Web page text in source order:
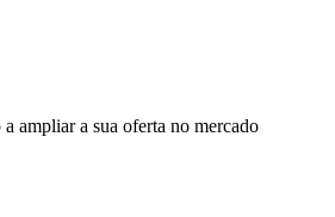
ampliar a sua oferta no mercado